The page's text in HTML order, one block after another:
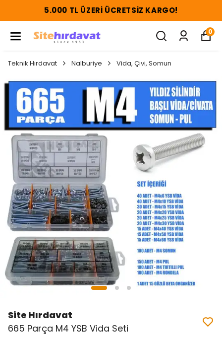
5.000 TL ÜZERI ÜCRETSIZ KARGO!
0
Teknik Hırdavat Nalburiye Vida, Çivi, Somun
Site Hırdavat
665 Parça M4 YSB Vida Seti